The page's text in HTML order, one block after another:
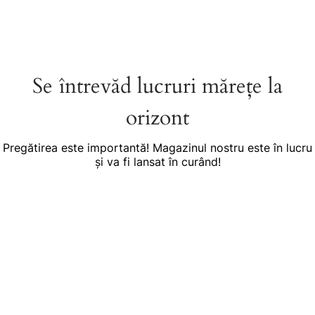
Se întrevăd lucruri mărețe la
orizont
Pregătirea este importantă! Magazinul nostru este în lucru
și va fi lansat în curând!